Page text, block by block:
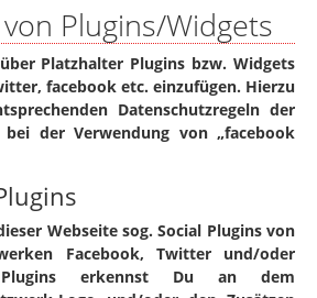
Plugins/Widgets
Platzhalter Plugins bzw. Widgets
facebook etc. einzufügen. Hierzu
Datenschutzregeln der
der Verwendung von „facebook
Webseite sog. Social Plugins von
Facebook, Twitter und/oder
erkennst Du an dem